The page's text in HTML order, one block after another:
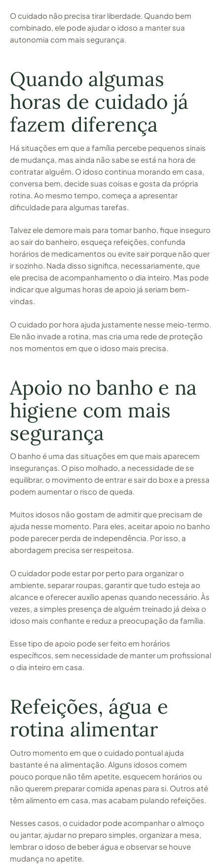
O cuidado não precisa tirar liberdade. Quando bem
combinado, ele pode ajudar o idoso a manter sua
autonomia com mais segurança.
Quando algumas
horas de cuidado já
fazem diferença
Há situações em que a família percebe pequenos sinais
de mudança, mas ainda não sabe se está na hora de
contratar alguém. O idoso continua morando em casa,
conversa bem, decide suas coisas e gosta da própria
rotina. Ao mesmo tempo, começa a apresentar
dificuldade para algumas tarefas.
Talvez ele demore mais para tomar banho, fique inseguro
ao sair do banheiro, esqueça refeições, confunda
horários de medicamentos ou evite sair porque não quer
ir sozinho. Nada disso significa, necessariamente, que
ele precisa de acompanhamento o dia inteiro. Mas pode
indicar que algumas horas de apoio já seriam bem-
vindas.
O cuidado por hora ajuda justamente nesse meio-termo.
Ele não invade a rotina, mas cria uma rede de proteção
nos momentos em que o idoso mais precisa.
Apoio no banho e na
higiene com mais
segurança
O banho é uma das situações em que mais aparecem
inseguranças. O piso molhado, a necessidade de se
equilibrar, o movimento de entrar e sair do box e a pressa
podem aumentar o risco de queda.
Muitos idosos não gostam de admitir que precisam de
ajuda nesse momento. Para eles, aceitar apoio no banho
pode parecer perda de independência. Por isso, a
abordagem precisa ser respeitosa.
O cuidador pode estar por perto para organizar o
ambiente, separar roupas, garantir que tudo esteja ao
alcance e oferecer auxílio apenas quando necessário. Às
vezes, a simples presença de alguém treinado já deixa o
idoso mais confiante e reduz a preocupação da família.
Esse tipo de apoio pode ser feito em horários
específicos, sem necessidade de manter um profissional
o dia inteiro em casa.
Refeições, água e
rotina alimentar
Outro momento em que o cuidado pontual ajuda
bastante é na alimentação. Alguns idosos comem
pouco porque não têm apetite, esquecem horários ou
não querem preparar comida apenas para si. Outros até
têm alimento em casa, mas acabam pulando refeições.
Nesses casos, o cuidador pode acompanhar o almoço
ou jantar, ajudar no preparo simples, organizar a mesa,
lembrar o idoso de beber água e observar se houve
mudança no apetite.